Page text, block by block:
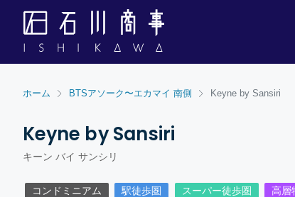
ホーム BTSアソーク〜エカマイ 南側 Keyne by Sansiri
Keyne by Sansiri
キーン バイ サンシリ
コンドミニアム 駅徒歩圏 スーパー徒歩圏 高層